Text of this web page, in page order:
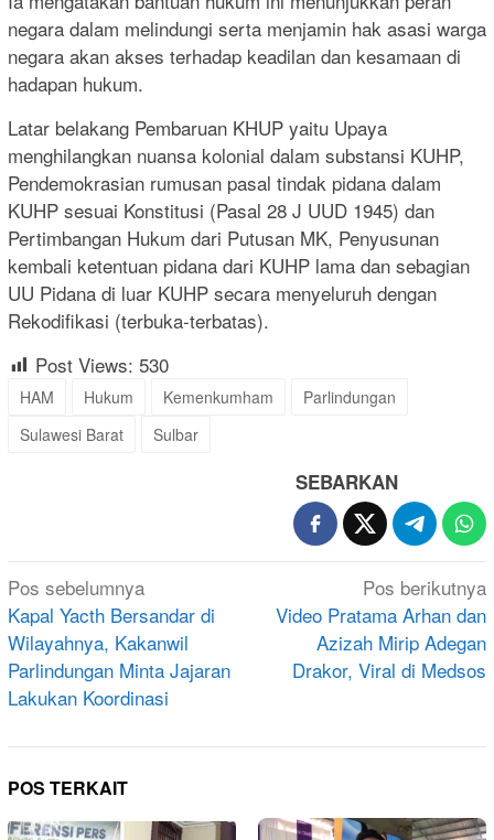
negara dalam melindungi serta menjamin hak asasi warga
negara akan akses terhadap keadilan dan kesamaan di
hadapan hukum.
Latar belakang Pembaruan KHUP yaitu Upaya
menghilangkan nuansa kolonial dalam substansi KUHP,
Pendemokrasian rumusan pasal tindak pidana dalam
KUHP sesuai Konstitusi (Pasal 28 J UUD 1945) dan
Pertimbangan Hukum dari Putusan MK, Penyusunan
kembali ketentuan pidana dari KUHP lama dan sebagian
UU Pidana di luar KUHP secara menyeluruh dengan
Rekodifikasi (terbuka-terbatas).
Post Views: 530
HAM Hukum Kemenkumham
Parlindungan
Sulawesi Barat
Sulbar
SEBARKAN
Navigasi
pos
Pos sebelumnya
Kapal Yacth Bersandar di
Wilayahnya, Kakanwil
Parlindungan Minta Jajaran
Lakukan Koordinasi
Pos berikutnya
Video Pratama Arhan dan
Azizah Mirip Adegan
Drakor, Viral di Medsos
POS TERKAIT